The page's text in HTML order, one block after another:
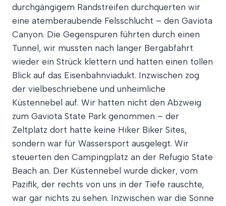
durchgängigem Randstreifen durchquerten wir
eine atemberaubende Felsschlucht – den Gaviota
Canyon. Die Gegenspuren führten durch einen
Tunnel, wir mussten nach langer Bergabfahrt
wieder ein Strück klettern und hatten einen tollen
Blick auf das Eisenbahnviadukt. Inzwischen zog
der vielbeschriebene und unheimliche
Küstennebel auf. Wir hatten nicht den Abzweig
zum Gaviota State Park genommen – der
Zeltplatz dort hatte keine Hiker Biker Sites,
sondern war für Wassersport ausgelegt. Wir
steuerten den Campingplatz an der Refugio State
Beach an. Der Küstennebel wurde dicker, vom
Pazifik, der rechts von uns in der Tiefe rauschte,
war gar nichts zu sehen. Inzwischen war die Sonne